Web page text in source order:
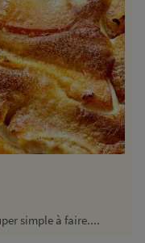
simple à faire....